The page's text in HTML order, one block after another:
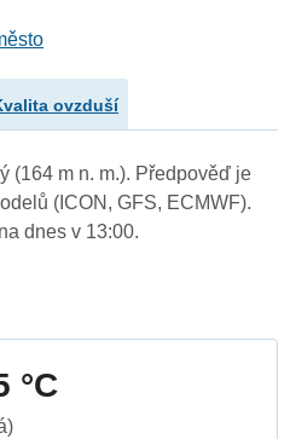
ovzduší
(164 m n. m.). Předpověď je
(ICON, GFS, ECMWF).
dnes v 13:00.
°C